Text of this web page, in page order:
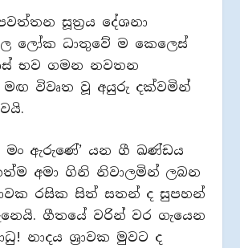
සූත්‍රය දේශනා
ලෝක ධාතුවේ ම කෙලෙස්
භව ගමන නවතන
මඟ විවෘත වූ අයුරු දක්වමින්
මං ඇරුණේ’ යන ගී ඛණ්ඩය
අමා ගිනි නිවාලමින් ලබන
රසික සිත් සතන් ද සුපහන්
ගීතයේ වරින් වර ගැයෙන
නාදය ශ්‍රාවක මුවට ද